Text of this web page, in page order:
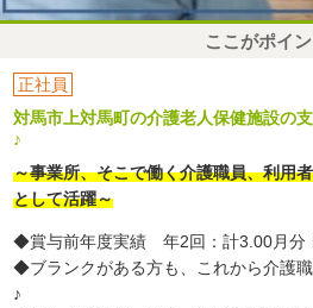
ここがポイン
正社員
対馬市上対馬町の介護老人保健施設の
♪
～事業所、そこで働く介護職員、利用
として活躍～
◆賞与前年度実績 年2回：計3.00月分
◆ブランクがある方も、これから介護
♪